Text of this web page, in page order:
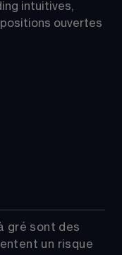
intuitives,
ouvertes
gré sont des
un risque